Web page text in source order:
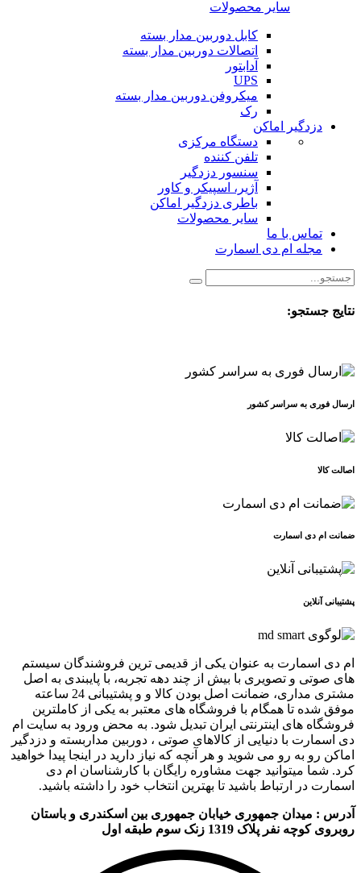
سایر محصولات
کابل دوربین مدار بسته
اتصالات دوربین مدار بسته
آدابتور
UPS
میکروفن دوربین مدار بسته
رک
دزدگیر اماکن
دستگاه مرکزی
تلفن کننده
سنسور دزدگیر
آژیر، اسپیکر و کاور
باطری دزدگیر اماکن
سایر محصولات
تماس با ما
مجله ام دی اسمارت
نتایج جستجو:
ارسال فوری به سراسر کشور
اصالت کالا
ضمانت ام دی اسمارت
پشتیبانی آنلاین
ام دی اسمارت به عنوان یکی از قدیمی ترین فروشندگان سیستم
های صوتی و تصویری با بیش از چند دهه تجربه، با پایبندی به اصل
مشتری مداری، ضمانت اصل بودن کالا و و پشتیبانی 24 ساعته
موفق شده تا همگام با فروشگاه های معتبر به یکی از کاملترین
فروشگاه های اینترنتی ایران تبدیل شود. به محض ورود به سایت ام
دی اسمارت با دنیایی از کالاهای صوتی ، دوربین مداربسته و دزدگیر
اماکن رو به رو می شوید و هر آنچه که نیاز دارید در اینجا پیدا خواهید
کرد. شما میتوانید جهت مشاوره رایگان با کارشناسان ام دی
اسمارت در ارتباط باشید تا بهترین انتخاب خود را داشته باشید.
آدرس : میدان جمهوری خیابان جمهوری بین اسکندری و باستان
روبروی کوچه نفر پلاک 1319 زنک سوم طبقه اول